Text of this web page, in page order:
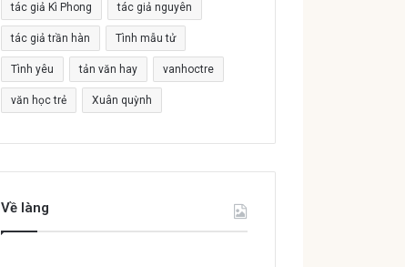
tác giả Kì Phong tác giả nguyên
tác giả trần hàn Tình mẫu tử
Tình yêu tản văn hay vanhoctre
văn học trẻ Xuân quỳnh
Về làng